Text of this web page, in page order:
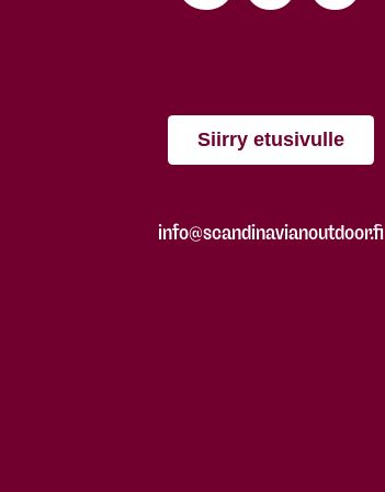
Siirry etusivulle
info@scandinavianoutdoor.fi